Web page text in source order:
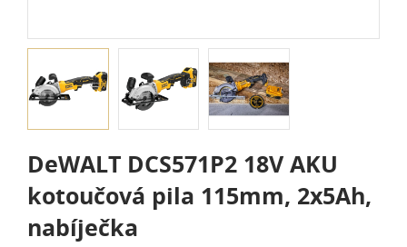
DeWALT DCS571P2 18V AKU
kotoučová pila 115mm, 2x5Ah,
nabíječka